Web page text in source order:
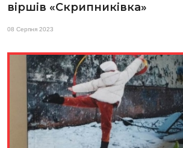
віршів «Скрипниківка»
08 Серпня 2023